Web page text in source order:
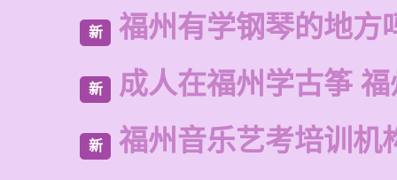
新 福州有学钢琴的地方
新 成人在福州学古筝
新 福州音乐艺考培训机